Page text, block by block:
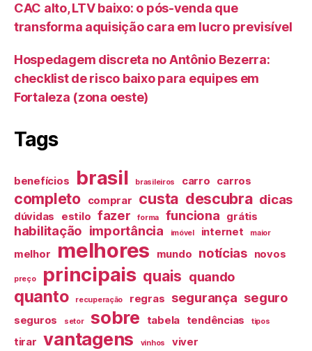
CAC alto, LTV baixo: o pós-venda que
transforma aquisição cara em lucro previsível
Hospedagem discreta no Antônio Bezerra:
checklist de risco baixo para equipes em
Fortaleza (zona oeste)
Tags
benefícios brasil brasileiros carro carros
completo comprar custa descubra dicas
dúvidas estilo fazer forma funciona grátis
habilitação importância imóvel internet maior
melhor melhores mundo notícias novos
preço principais quais quando
quanto recuperação regras segurança seguro
seguros setor sobre tabela tendências tipos
tirar vantagens vinhos viver